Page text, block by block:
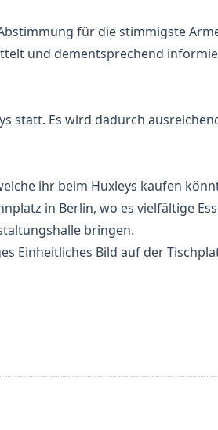
für die stimmigste
und dementsprechend
statt. Es wird dadurch
ihr beim Huxleys kaufen
in Berlin, wo es vielfältige
bringen.
Einheitliches Bild auf der